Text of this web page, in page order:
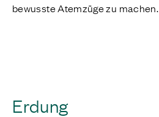
bewusste Atemzüge zu machen.
Erdung